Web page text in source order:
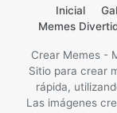
Inicial
Memes
Crear Memes -
Sitio para crear
rápida,
Las imágenes